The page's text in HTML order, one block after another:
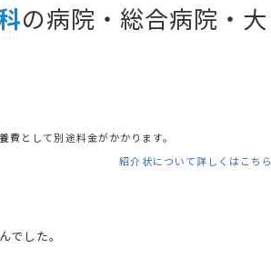
の病院・総合病院・大
として別途料金がかかります。
紹介状について詳しくはこちら
した。